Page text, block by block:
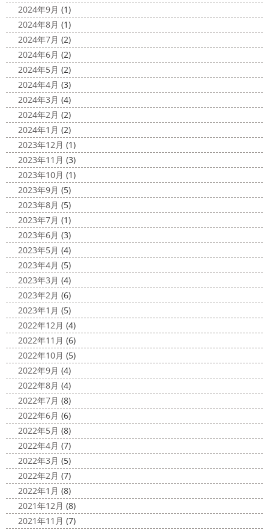
みなさんこんにちは(^O^)
が、みなさんはいかがお過ごしですか？
笑 先日、池袋の
サンシャイン水族館に行きました
外国人の方が多く、
館内はとても賑わっていました
ここの大きな水槽にはサ
...
今日は高圧洗浄が何故必要かについて説明させていただき
ます
塗装工事をお考えのお客様は長くなりますが、ぜ
ひ読んでみてくださいね
外壁や屋根の表面に塗装してで
きた塗膜は、毎日屋外で紫外線、雨風、排気ガスなどにさ
らされて ...
カ陽気になり過ごしやすくなりましたね
お知らせをさせていただきます
先日、弊社が日本ペイン
ト神奈川営業所様より優良施工会社として表彰されました
このよ ...
塗装専門店＊
最近は暖かくて過ごしやすいお天気です
ね
弊社ライダーの脇祐史君はバリ島に行きました!! 私も
行きたいーーーーー!!! 写真が送られてきたら、またアップ
していきますね
ット
2020/11/12
朝活
＊湘南の外壁塗装専門店＊
小倉氏サーフィンにはまり中
今回は浩
さんも一緒に
３人で出発
波は小さい
けどお天気良くて気持ち～
まずは陸でのイメトレ 入水～
小倉氏ライド
で、すぐ立ててました
2020/11/10
HAPPY HALLOWEEN
＊湘南の
外壁塗装専門店＊
ちょっとご無沙汰してる間にもう11月も
10日が過ぎようとしていますね
2020年もあっとゆう間
に終わってしまう～
今年はコロナの影響で色々なイベン
トもなくなり淋しいですね… ですが、先日ブログでもお伝
えしたマービスタ ...
2020/11/02
ウェット完成
＊湘南の外壁塗装専
門店＊
こんにちは!! 今週も１週間始まりました
が、明日は祝日です
今日も１日頑張りましょう
さて
さて、先日のブログで書いた、小倉氏のオーダーしたウェ
ットが完成しました
ゃんも一緒にパチリ
2024年9月 (1)
2024年8月 (1)
2024年7月 (2)
2024年6月 (2)
2024年5月 (2)
2024年4月 (3)
2024年3月 (4)
2024年2月 (2)
2024年1月 (2)
2023年12月 (1)
2023年11月 (3)
2023年10月 (1)
2023年9月 (5)
2023年8月 (5)
2023年7月 (1)
2023年6月 (3)
2023年5月 (4)
2023年4月 (5)
2023年3月 (4)
2023年2月 (6)
2023年1月 (5)
2022年12月 (4)
2022年11月 (6)
2022年10月 (5)
2022年9月 (4)
2022年8月 (4)
2022年7月 (8)
2022年6月 (6)
2022年5月 (8)
2022年4月 (7)
2022年3月 (5)
2022年2月 (7)
2022年1月 (8)
2021年12月 (8)
2021年11月 (7)